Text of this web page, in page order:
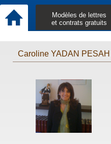
Modèles de lettres
et contrats gratuits
Caroline YADAN PESAH